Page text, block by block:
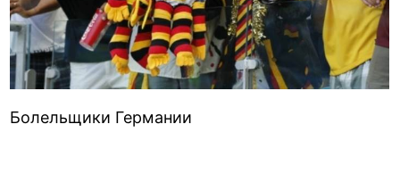
Болельщики Германии